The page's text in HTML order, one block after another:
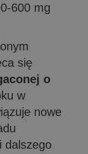
600 mg
się
o
w
nowe
dalszego